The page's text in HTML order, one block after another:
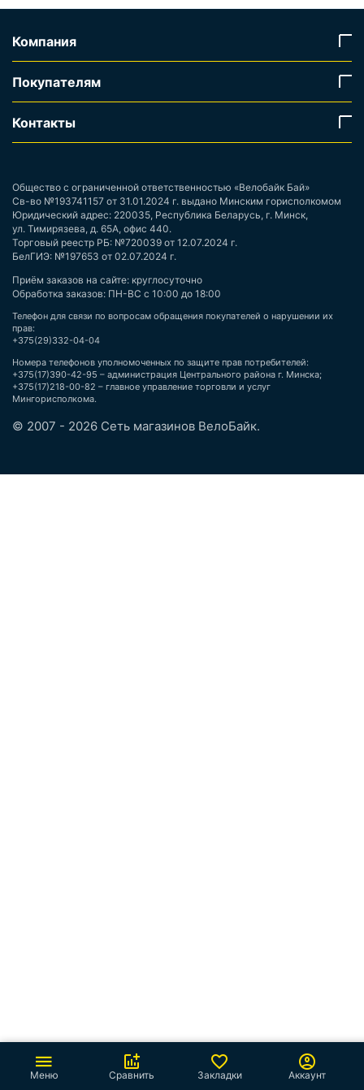
Компания
Покупателям
Контакты
Общество с ограниченной ответственностью «Велобайк Бай»
Св-во №193741157 от 31.01.2024 г. выдано Минским горисполкомом
Юридический адрес: 220035, Республика Беларусь, г. Минск,
ул. Тимирязева, д. 65А, офис 440.
Торговый реестр РБ: №720039 от 12.07.2024 г.
БелГИЭ: №197653 от 02.07.2024 г.
Приём заказов на сайте: круглосуточно
Обработка заказов: ПН-ВС с 10:00 до 18:00
Телефон для связи по вопросам обращения покупателей о нарушении их
прав:
+375(29)332-04-04
Номера телефонов уполномоченных по защите прав потребителей:
+375(17)390-42-95 – администрация Центрального района г. Минска;
+375(17)218-00-82 – главное управление торговли и услуг
Мингорисполкома.
© 2007 - 2026 Сеть магазинов ВелоБайк.
Меню Закладки
Сравнить Аккаунт